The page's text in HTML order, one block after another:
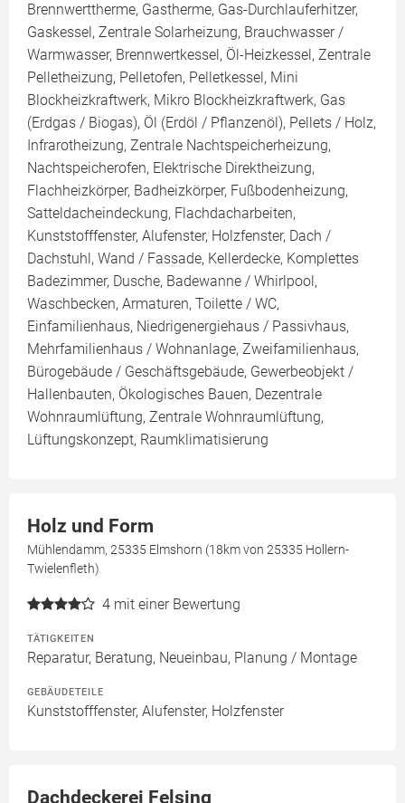
Brennwerttherme, Gastherme, Gas-Durchlauferhitzer,
Gaskessel, Zentrale Solarheizung, Brauchwasser /
Warmwasser, Brennwertkessel, Öl-Heizkessel, Zentrale
Pelletheizung, Pelletofen, Pelletkessel, Mini
Blockheizkraftwerk, Mikro Blockheizkraftwerk, Gas
(Erdgas / Biogas), Öl (Erdöl / Pflanzenöl), Pellets / Holz,
Infrarotheizung, Zentrale Nachtspeicherheizung,
Nachtspeicherofen, Elektrische Direktheizung,
Flachheizkörper, Badheizkörper, Fußbodenheizung,
Satteldacheindeckung, Flachdacharbeiten,
Kunststofffenster, Alufenster, Holzfenster, Dach /
Dachstuhl, Wand / Fassade, Kellerdecke, Komplettes
Badezimmer, Dusche, Badewanne / Whirlpool,
Waschbecken, Armaturen, Toilette / WC,
Einfamilienhaus, Niedrigenergiehaus / Passivhaus,
Mehrfamilienhaus / Wohnanlage, Zweifamilienhaus,
Bürogebäude / Geschäftsgebäude, Gewerbeobjekt /
Hallenbauten, Ökologisches Bauen, Dezentrale
Wohnraumlüftung, Zentrale Wohnraumlüftung,
Lüftungskonzept, Raumklimatisierung
Holz und Form
Mühlendamm, 25335 Elmshorn (18km von 25335 Hollern-
Twielenfleth)
4 mit einer Bewertung
TÄTIGKEITEN
Reparatur, Beratung, Neueinbau, Planung / Montage
GEBÄUDETEILE
Kunststofffenster, Alufenster, Holzfenster
Dachdeckerei Felsing